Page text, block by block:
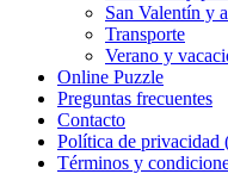
Halloween y otoño
Invierno y navidad
Mandalas
Música e instrumentos musicales
San Valentín y
Transporte
Verano y
Online Puzzle
Preguntas frecuentes
Contacto
Política de privacidad
Términos y